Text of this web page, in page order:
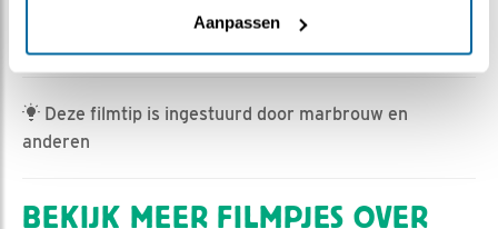
Aanpassen
Jan-Willem BDL | Geplaatst op 4 juli 2023, 8:33 |
Deze filmtip is ingestuurd door marbrouw en
anderen
BEKIJK MEER FILMPJES OVER